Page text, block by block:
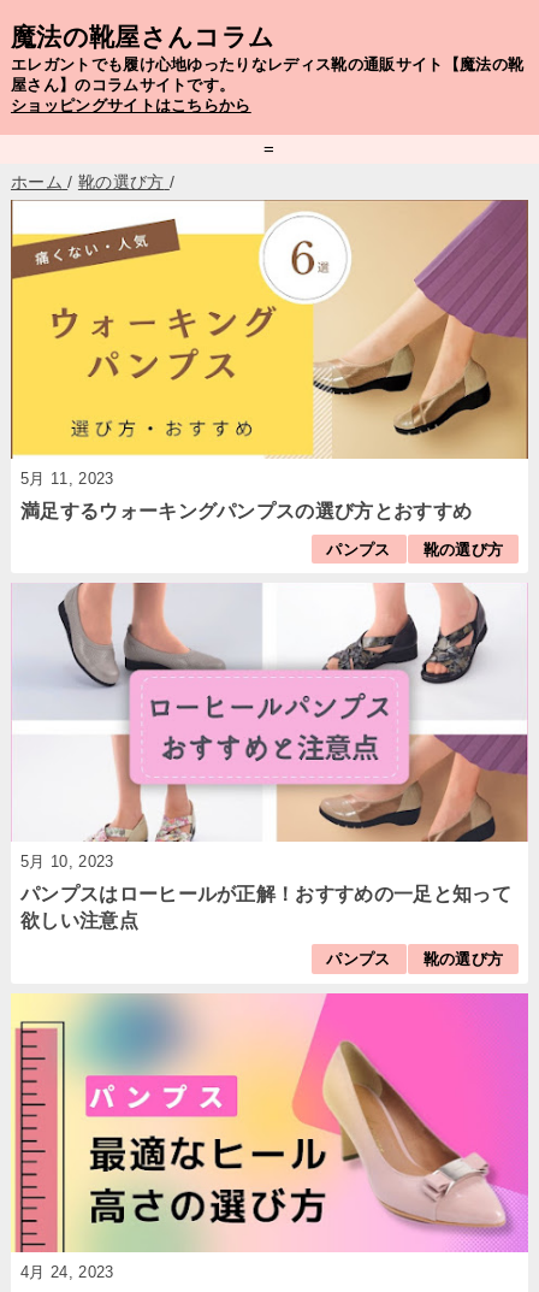
魔法の靴屋さんコラム
エレガントでも履け心地ゆったりなレディス靴の通販サイト【魔法の靴
屋さん】のコラムサイトです。
ショッピングサイトはこちらから
=
ホーム / 靴の選び方 /
5月 11, 2023
満足するウォーキングパンプスの選び方とおすすめ
パンプス 靴の選び方
5月 10, 2023
パンプスはローヒールが正解！おすすめの一足と知って
欲しい注意点
パンプス 靴の選び方
4月 24, 2023